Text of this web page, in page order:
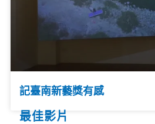
記臺南新藝獎有感
最佳影片